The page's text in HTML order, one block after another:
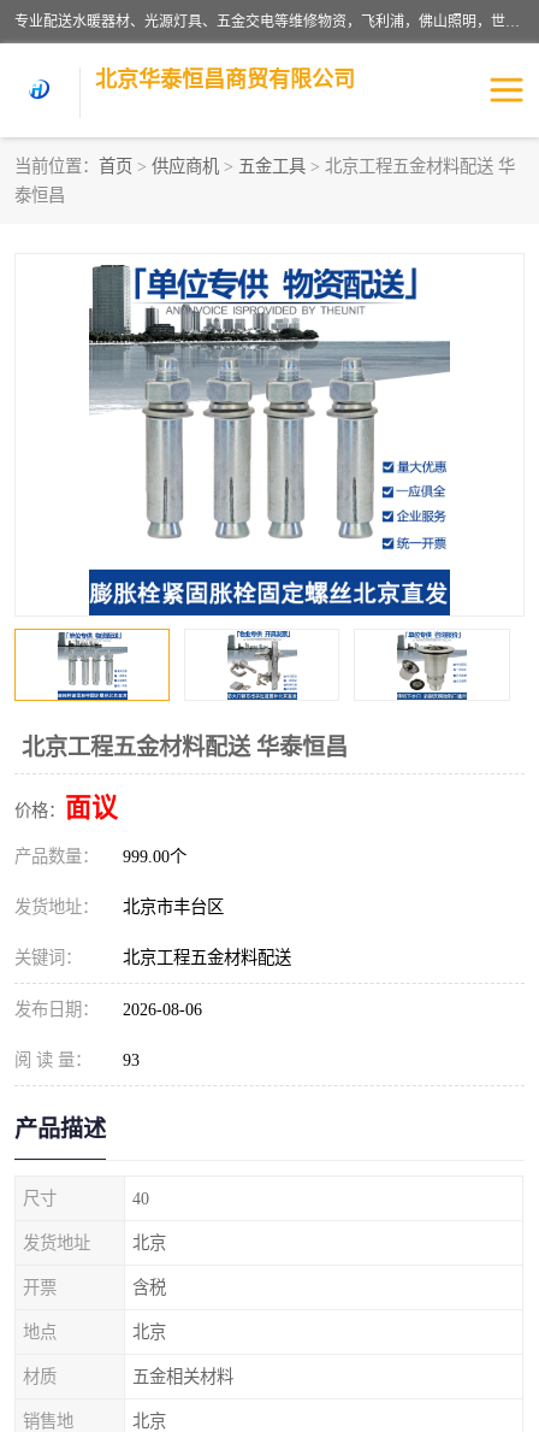
专业配送水暖器材、光源灯具、五金交电等维修物资，飞利浦，佛山照明，世达，博世，九牧，特陶等各产品涉及国内外知名品牌。公司专注与物业、学校、酒店、工厂等单位合作，提供一站式配送服务，降低客户综合成本。依托电子商务改变传统模式，以专业的团队为客户提供24H物资配送到达，货到月结、统一开票，便捷退换等服务，提高了企业的运营效率。
北京华泰恒昌商贸有限公司
当前位置： 首页 > 供应商机 > 五金工具 > 北京工程五金材料配送 华
泰恒昌
北京工程五金材料配送 华泰恒昌
价格： 面议
产品数量： 999.00个
发货地址： 北京市丰台区
关键词： 北京工程五金材料配送
发布日期： 2026-08-06
阅 读 量： 93
产品描述
尺寸 40
发货地址 北京
开票 含税
地点 北京
材质 五金相关材料
销售地 北京
水暖阀门
五金工具 涂料辅材